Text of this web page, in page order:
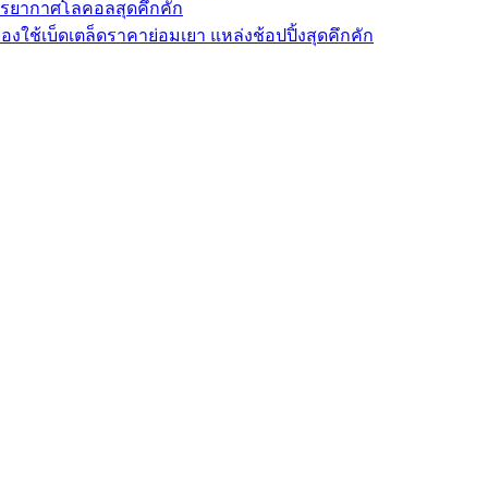
ยากาศโลคอลสุดคึกคัก
งใช้เบ็ดเตล็ดราคาย่อมเยา แหล่งช้อปปิ้งสุดคึกคัก